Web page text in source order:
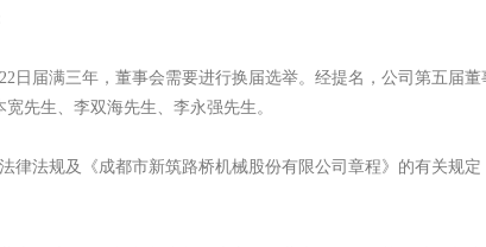
届满三年，董事会需要进行换届选举。经提名，公司第五届
先生、李双海先生、李永强先生。
法规及《成都市新筑路桥机械股份有限公司章程》的有关规